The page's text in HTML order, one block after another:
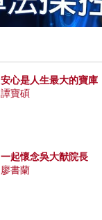
安心是人生最大的寶庫
譚寶碩
一起懷念吳大猷院長
廖書蘭